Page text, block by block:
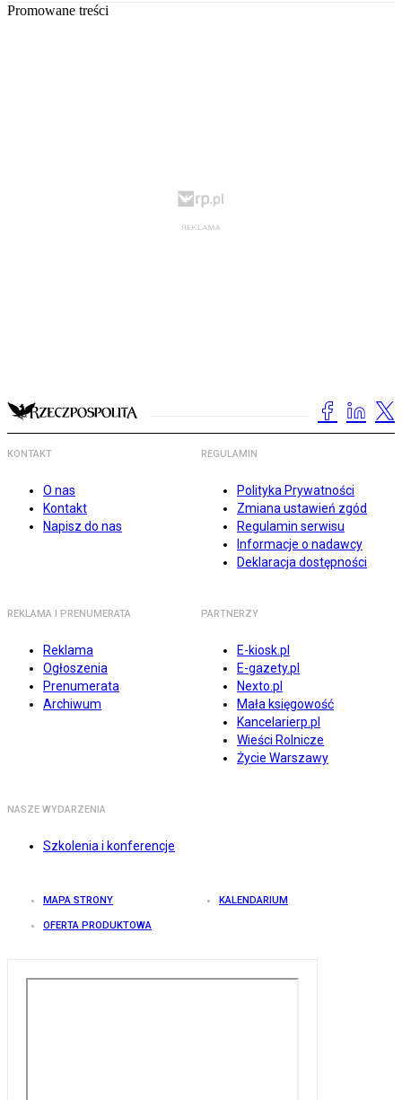
Promowane treści
KONTAKT
O nas
Kontakt
Napisz do nas
REGULAMIN
Polityka Prywatności
Zmiana ustawień zgód
Regulamin serwisu
Informacje o nadawcy
Deklaracja dostępności
REKLAMA I PRENUMERATA
Reklama
Ogłoszenia
Prenumerata
Archiwum
PARTNERZY
E-kiosk.pl
E-gazety.pl
Nexto.pl
Mała księgowość
Kancelarierp.pl
Wieści Rolnicze
Życie Warszawy
NASZE WYDARZENIA
Szkolenia i konferencje
MAPA STRONY KALENDARIUM
OFERTA PRODUKTOWA